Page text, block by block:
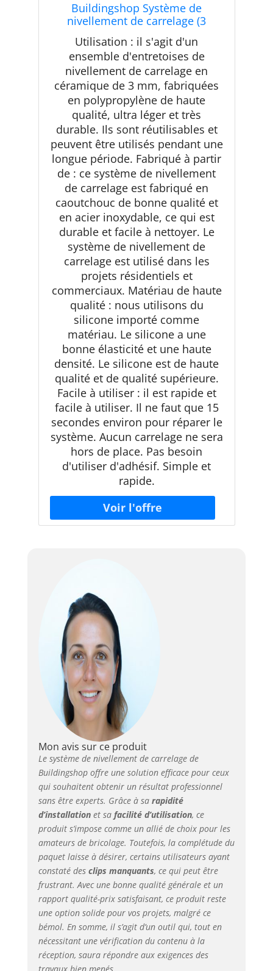
Buildingshop Système de
nivellement de carrelage (3
mm/lot de 2000) entretoises pour
nivellement de carrelage à faire
soi-même pour carrelage de sol
professionnel, carrelage en
céramique et pierre (3
Utilisation : il s'agit d'un
ensemble d'entretoises de
nivellement de carrelage en
céramique de 3 mm, fabriquées
en polypropylène de haute
qualité, ultra léger et très
durable. Ils sont réutilisables et
peuvent être utilisés pendant une
longue période. Fabriqué à partir
de : ce système de nivellement
de carrelage est fabriqué en
caoutchouc de bonne qualité et
en acier inoxydable, ce qui est
durable et facile à nettoyer. Le
système de nivellement de
carrelage est utilisé dans les
projets résidentiels et
commerciaux. Matériau de haute
qualité : nous utilisons du
silicone importé comme
matériau. Le silicone a une
bonne élasticité et une haute
densité. Le silicone est de haute
qualité et de qualité supérieure.
Facile à utiliser : il est rapide et
facile à utiliser. Il ne faut que 15
secondes environ pour réparer le
système. Aucun carrelage ne sera
hors de place. Pas besoin
d'utiliser d'adhésif. Simple et
rapide.
Mon avis sur ce produit
Le système de nivellement de carrelage de
Buildingshop offre une solution efficace pour ceux
qui souhaitent obtenir un résultat professionnel
sans être experts. Grâce à sa rapidité
d’installationet sa facilité d’utilisation, ce
produit s’impose comme un allié de choix pour les
amateurs de bricolage. Toutefois, la complétude du
paquet laisse à désirer, certains utilisateurs ayant
constaté des clips manquants, ce qui peut être
frustrant. Avec une bonne qualité générale et un
rapport qualité-prix satisfaisant, ce produit reste
une option solide pour vos projets, malgré ce
bémol. En somme, il s’agit d’un outil qui, tout en
nécessitant une vérification du contenu à la
réception, saura répondre aux exigences des